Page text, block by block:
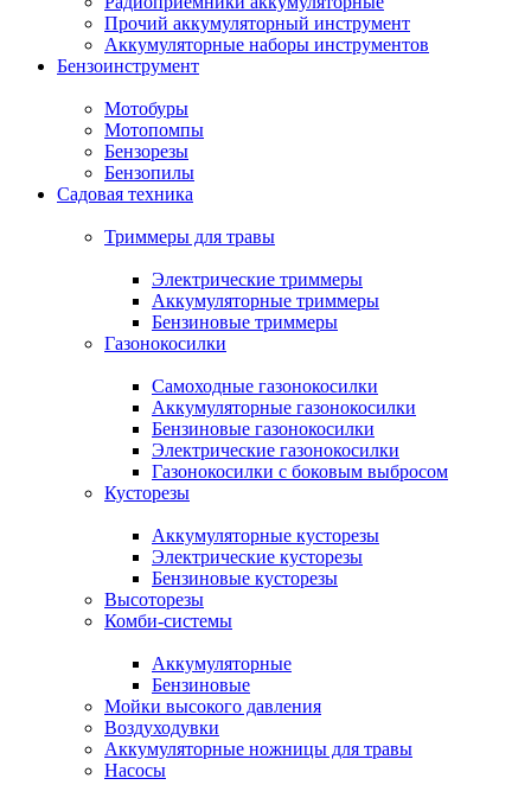
Прочий аккумуляторный инструмент
Аккумуляторные наборы инструментов
Бензоинструмент
Мотобуры
Мотопомпы
Бензорезы
Бензопилы
Садовая техника
Триммеры для травы
Электрические триммеры
Аккумуляторные триммеры
Бензиновые триммеры
Газонокосилки
Самоходные газонокосилки
Аккумуляторные газонокосилки
Бензиновые газонокосилки
Электрические газонокосилки
Газонокосилки с боковым выбросом
Кусторезы
Аккумуляторные кусторезы
Электрические кусторезы
Бензиновые кусторезы
Высоторезы
Комби-системы
Аккумуляторные
Бензиновые
Мойки высокого давления
Воздуходувки
Аккумуляторные ножницы для травы
Насосы